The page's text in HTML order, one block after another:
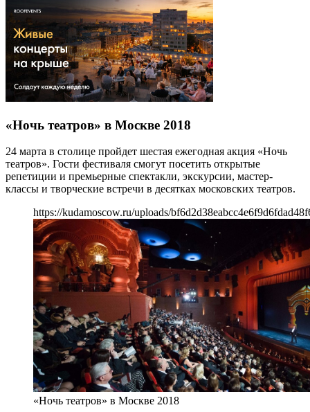
«Ночь театров» в Москве 2018
24 марта в столице пройдет шестая ежегодная акция «Ночь
театров». Гости фестиваля смогут посетить открытые
репетиции и премьерные спектакли, экскурсии, мастер-
классы и творческие встречи в десятках московских театров.
https://kudamoscow.ru/uploads/
«Ночь театров» в Москве 2018